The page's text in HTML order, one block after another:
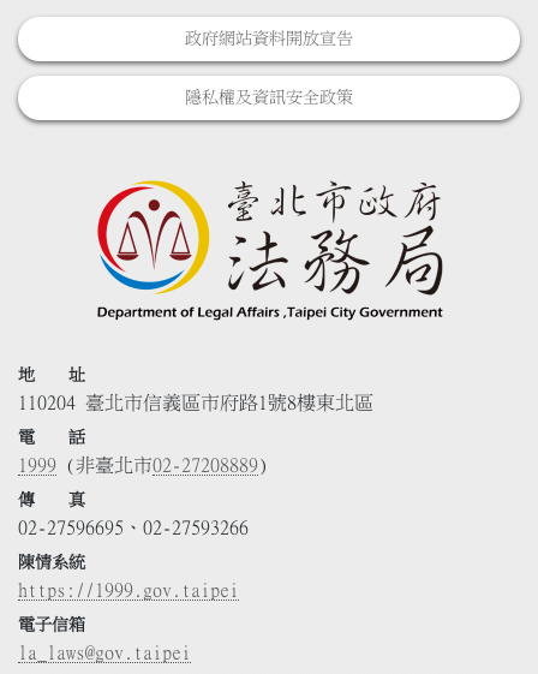
政府網站資料開放宣告
隱私權及資訊安全政策
地 址
110204 臺北市信義區市府路1號8樓東北區
電 話
1999 (非臺北市02-27208889)
傳 真
02-27596695、02-27593266
陳情系統
https://1999.gov.taipei
電子信箱
la_laws@gov.taipei